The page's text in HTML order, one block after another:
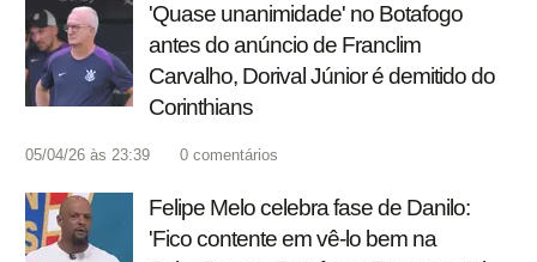
'Quase unanimidade' no Botafogo
antes do anúncio de Franclim
Carvalho, Dorival Júnior é demitido do
Corinthians
05/04/26 às 23:39 0 comentários
Felipe Melo celebra fase de Danilo:
'Fico contente em vê-lo bem na